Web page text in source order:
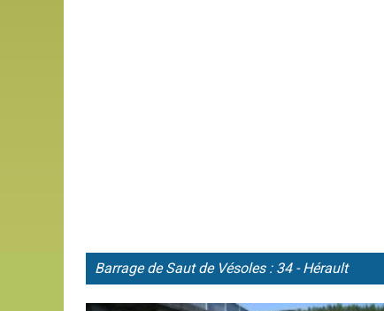
Barrage deSaut de Vésoles : 34 - Hérault